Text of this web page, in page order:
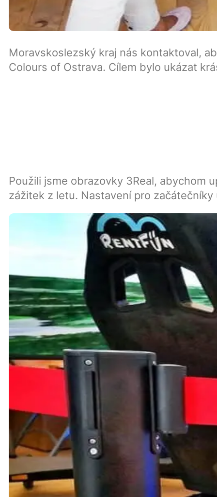
Moravskoslezský kraj nás kontaktoval,
Colours of Ostrava. Cílem bylo ukázat
Použili jsme obrazovky 3Real, abychom
zážitek z letu. Nastavení pro